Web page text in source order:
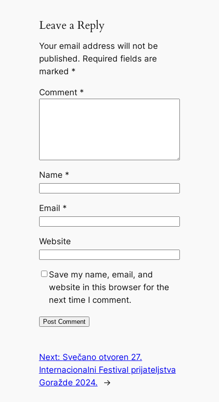
Leave a Reply
Your email address will not be
published. Required fields are
marked *
Comment *
Name *
Email *
Website
Save my name, email, and
website in this browser for the
next time I comment.
Next: Svečano otvoren 27.
Internacionalni Festival prijateljstva
Goražde 2024.
→